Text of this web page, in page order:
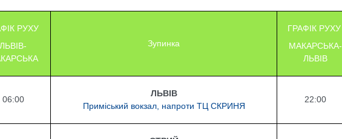
РУХУ
ЛЬВІВ-
Зупинка
ГРАФІК РУХУ
МАКАРСЬКА-
ЛЬВІВ
06:00
ЛЬВІВ
Приміський вокзал, напроти ТЦ СКРИНЯ
22:00